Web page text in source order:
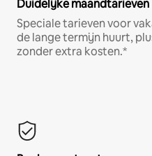
Duidelijke maandtarieven
Speciale tarieven voor
de lange termijn huurt,
zonder extra kosten.*